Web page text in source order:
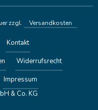
zzgl. Versandkosten
Kontakt
Widerrufsrecht
Impressum
& Co. KG